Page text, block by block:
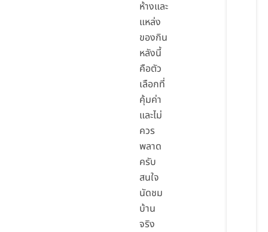
ห้างและ
แหล่ง
ของกิน
หลังนี้
คือตัว
เลือกที่
คุ้มค่า
และไม่
ควร
พลาด
ครับ
สนใจ
นัดชม
บ้าน
จริง